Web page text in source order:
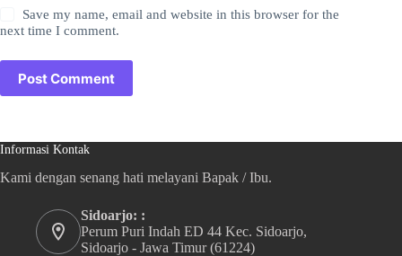
Save my name, email and website in this browser for the
next time I comment.
Post Comment
Informasi Kontak
Kami dengan senang hati melayani Bapak / Ibu.
Sidoarjo: :
Perum Puri Indah ED 44 Kec. Sidoarjo,
Sidoarjo - Jawa Timur (61224)